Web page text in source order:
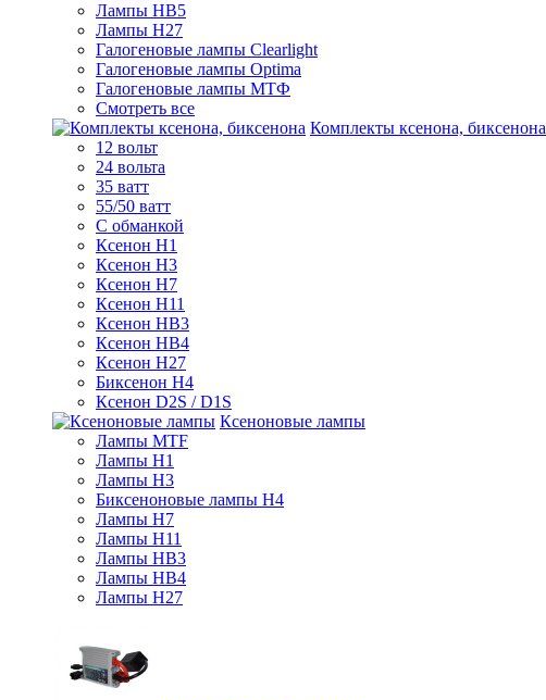
Лампы HB5
Лампы H27
Галогеновые лампы Clearlight
Галогеновые лампы Optima
Галогеновые лампы МТФ
Смотреть все
Комплекты ксенона, биксенона
12 вольт
24 вольта
35 ватт
55/50 ватт
С обманкой
Ксенон H1
Ксенон H3
Ксенон H7
Ксенон H11
Ксенон HB3
Ксенон HB4
Ксенон H27
Биксенон H4
Ксенон D2S / D1S
Ксеноновые лампы
Лампы MTF
Лампы H1
Лампы H3
Биксеноновые лампы H4
Лампы H7
Лампы H11
Лампы HB3
Лампы HB4
Лампы H27